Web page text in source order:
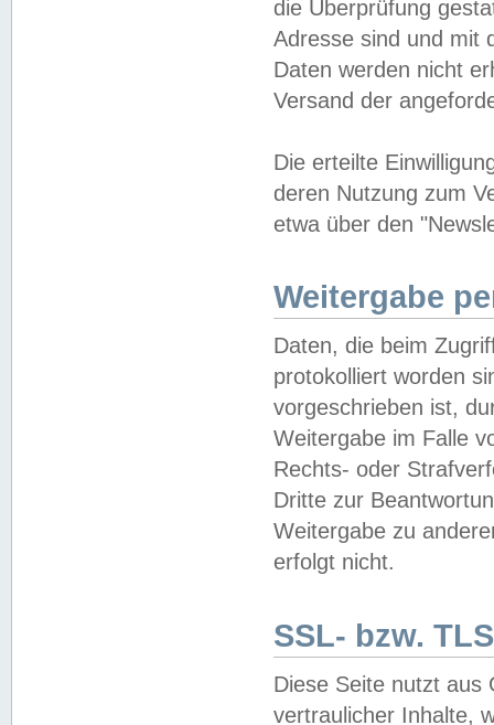
die Überprüfung
Adresse sind und mit
Daten werden nicht
Versand der
Die erteilte
deren Nutzung zum
etwa über den
Weitergabe
Daten, die beim
protokolliert worden
vorgeschrieben ist,
Weitergabe im Falle
Rechts- oder
Dritte zur
Weitergabe zu
erfolgt nicht.
SSL- bzw.
Diese Seite nutzt aus
vertraulicher Inhalte,